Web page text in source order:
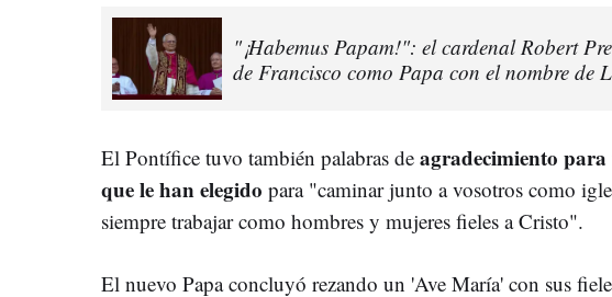
"¡Habemus Papam!": el cardenal Robert
de Francisco como Papa con el nombre de
El Pontífice tuvo también palabras de agradecimiento para
que le han elegido para "caminar junto a vosotros como
siempre trabajar como hombres y mujeres fieles a Cristo".
El nuevo Papa concluyó rezando un 'Ave María' con sus